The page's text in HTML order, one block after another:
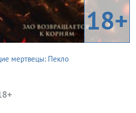
18+
мертвецы: Пекло